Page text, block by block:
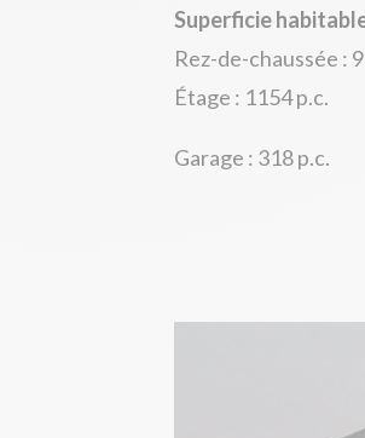
Superficie
Rez-de-chaussée :
Étage : 1154 p.c.
Garage : 318 p.c.